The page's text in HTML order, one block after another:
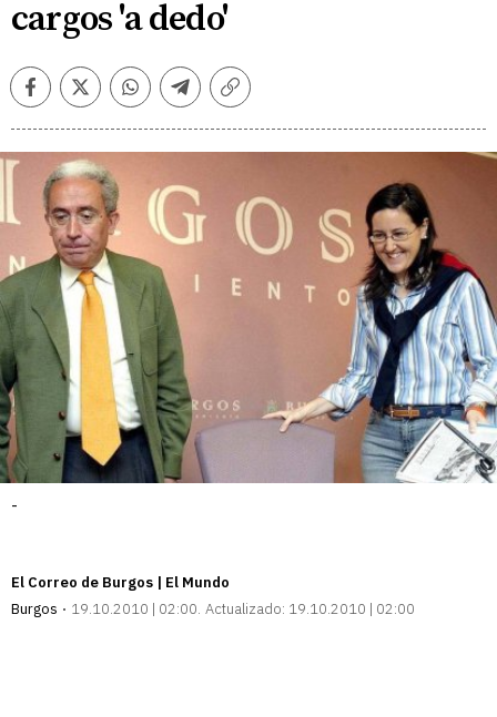
cargos 'a dedo'
FacebookTwitterWhatsappTelegramCopiar
-
El Correo de Burgos | El Mundo
Burgos
19.10.2010 | 02:00 Actualizado: 19.10.2010 | 02:00